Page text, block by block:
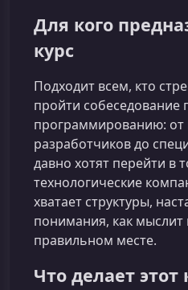
Для кого
курс
Подходит всем, кто
пройти собеседование
программированию:
разработчиков до
давно хотят перейти в
технологические
хватает структуры,
понимания, как
правильном месте.
Что делает этот